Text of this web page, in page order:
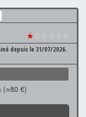
★☆☆☆☆☆
depuis le 31/07/2026.
(≈80 €)